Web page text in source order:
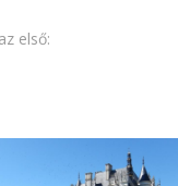
első: